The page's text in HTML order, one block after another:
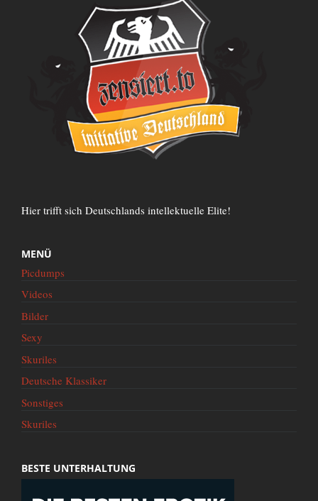
Hier trifft sich Deutschlands intellektuelle Elite!
MENÜ
Picdumps
Videos
Bilder
Sexy
Skuriles
Deutsche Klassiker
Sonstiges
Skuriles
BESTE UNTERHALTUNG